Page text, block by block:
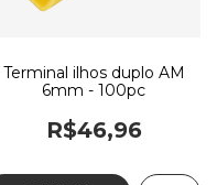
Terminal ilhos duplo AM
6mm - 100pc
R$46,96